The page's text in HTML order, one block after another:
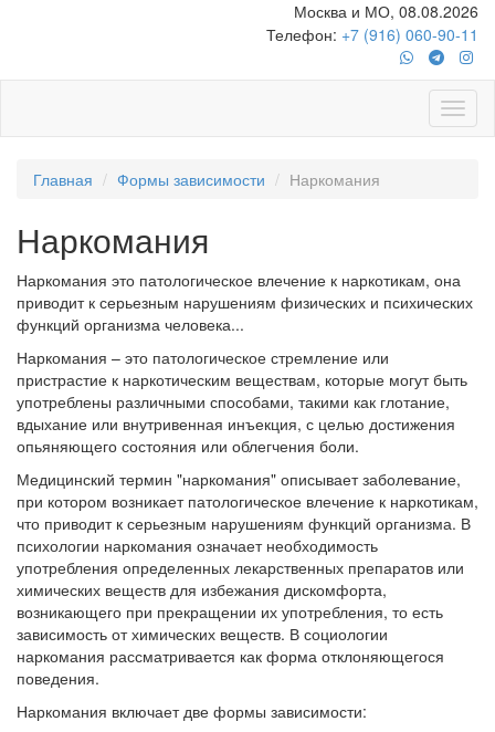
Москва и МО, 08.08.2026
Телефон: +7 (916) 060-90-11
Главная Формы зависимости Наркомания
Наркомания
Наркомания это патологическое влечение к наркотикам, она
приводит к серьезным нарушениям физических и психических
функций организма человека...
Наркомания – это патологическое стремление или
пристрастие к наркотическим веществам, которые могут быть
употреблены различными способами, такими как глотание,
вдыхание или внутривенная инъекция, с целью достижения
опьяняющего состояния или облегчения боли.
Медицинский термин "наркомания" описывает заболевание,
при котором возникает патологическое влечение к наркотикам,
что приводит к серьезным нарушениям функций организма. В
психологии наркомания означает необходимость
употребления определенных лекарственных препаратов или
химических веществ для избежания дискомфорта,
возникающего при прекращении их употребления, то есть
зависимость от химических веществ. В социологии
наркомания рассматривается как форма отклоняющегося
поведения.
Наркомания включает две формы зависимости: